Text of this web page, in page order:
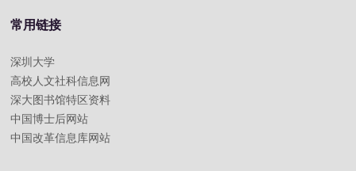
常用链接
深圳大学
高校人文社科信息网
深大图书馆特区资料
中国博士后网站
中国改革信息库网站